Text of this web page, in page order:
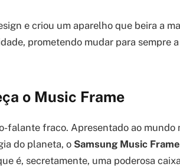
e criou um aparelho que beira a
prometendo mudar para sempre
o Music Frame
falante fraco. Apresentado ao mundo
do planeta, o Samsung Music Frame
é, secretamente, uma poderosa